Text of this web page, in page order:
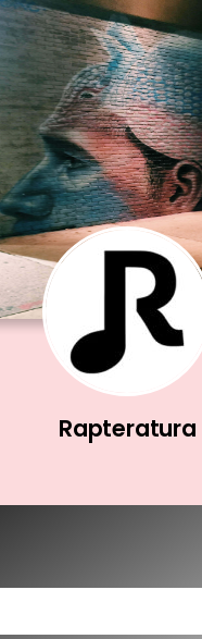
Rapteratura